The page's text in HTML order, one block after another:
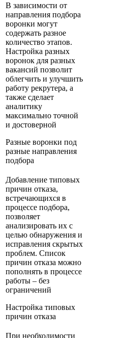
В зависимости от
направления подбора
воронки могут
содержать разное
количество этапов.
Настройка разных
воронок для разных
вакансий позволит
облегчить и улучшить
работу рекрутера, а
также сделает
аналитику
максимально точной
и достоверной
Разные воронки под
разные направления
подбора
Добавление типовых
причин отказа,
встречающихся в
процессе подбора,
позволяет
анализировать их с
целью обнаружения и
исправления скрытых
проблем. Список
причин отказа можно
пополнять в процессе
работы – без
ограничений
Настройка типовых
причин отказа
При необходимости